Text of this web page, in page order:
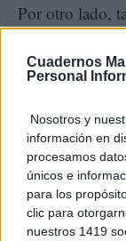
Cuadernos
Personal
Nosotros y
información en
procesamos
únicos e
para los
clic para
nuestros 1419
Por otro lado,
teléfonos de
posible
peligro, se
desde la que
con